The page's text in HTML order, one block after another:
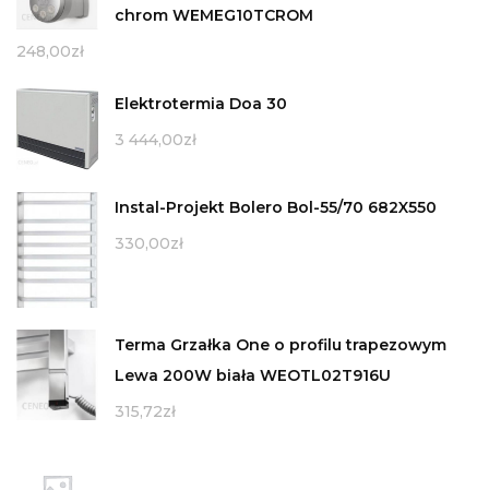
chrom WEMEG10TCROM
248,00zł
Elektrotermia Doa 30
3 444,00zł
Instal-Projekt Bolero Bol-55/70 682X550
330,00zł
Terma Grzałka One o profilu trapezowym
Lewa 200W biała WEOTL02T916U
315,72zł